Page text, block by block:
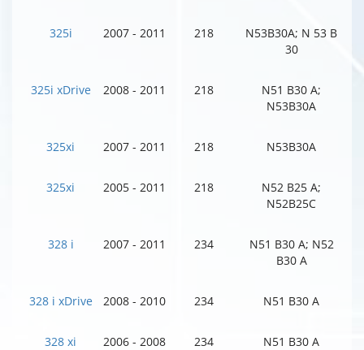
325i 2007 - 2011 218
N53B30A; N 53 B
30
325i xDrive 2008 - 2011 218
N51 B30 A;
N53B30A
325xi 2007 - 2011 218 N53B30A
325xi 2005 - 2011 218
N52 B25 A;
N52B25C
328 i 2007 - 2011 234
N51 B30 A; N52
B30 A
328 i xDrive 2008 - 2010 234 N51 B30 A
328 xi 2006 - 2008 234 N51 B30 A